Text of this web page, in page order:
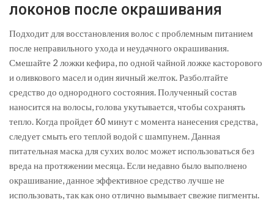
локонов после окрашивания
Подходит для восстановления волос с проблемным питанием
после неправильного ухода и неудачного окрашивания.
Смешайте 2 ложки кефира, по одной чайной ложке касторового
и оливкового масел и один яичный желток. Разболтайте
средство до однородного состояния. Полученный состав
наносится на волосы, голова укутывается, чтобы сохранять
тепло. Когда пройдет 60 минут с момента нанесения средства,
следует смыть его теплой водой с шампунем. Данная
питательная маска для сухих волос может использоваться без
вреда на протяжении месяца. Если недавно было выполнено
окрашивание, данное эффективное средство лучше не
использовать, так как оно отлично вымывает свежие пигменты.